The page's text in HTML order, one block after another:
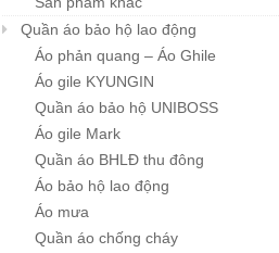
Quần áo bảo hộ lao động
Áo phản quang – Áo Ghile
Áo gile KYUNGIN
Quần áo bảo hộ UNIBOSS
Áo gile Mark
Quần áo BHLĐ thu đông
Áo bảo hộ lao động
Áo mưa
Quần áo chống cháy